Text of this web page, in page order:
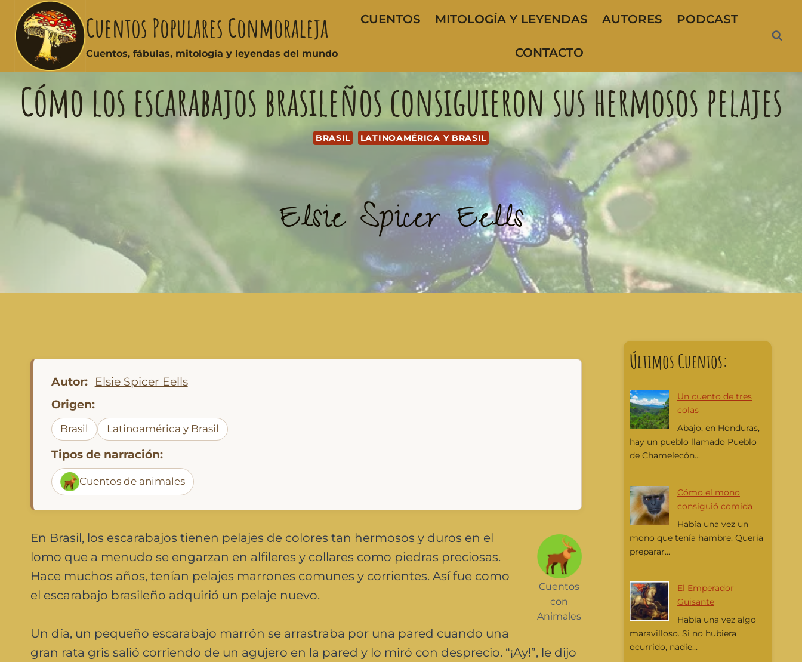
Cuentos Populares Conmoraleja
Cuentos, fábulas, mitología y leyendas del mundo
CUENTOS MITOLOGÍA Y LEYENDAS AUTORES PODCAST
CONTACTO
Cómo los escarabajos brasileños consiguieron sus hermosos pelajes
BRASIL LATINOAMÉRICA Y BRASIL
Elsie Spicer Eells
Autor:
Elsie Spicer Eells
Origen:
Brasil Latinoamérica y Brasil
Tipos de narración:
Cuentos de animales
Cuentos
con
Animales
En Brasil, los escarabajos tienen pelajes de colores tan hermosos y duros en el
lomo que a menudo se engarzan en alfileres y collares como piedras preciosas.
Hace muchos años, tenían pelajes marrones comunes y corrientes. Así fue como
el escarabajo brasileño adquirió un pelaje nuevo.
Un día, un pequeño escarabajo marrón se arrastraba por una pared cuando una
gran rata gris salió corriendo de un agujero en la pared y lo miró con desprecio. “¡Ay!”, le dijo
Últimos Cuentos:
Un cuento de tres
colas
Abajo, en Honduras,
hay un pueblo llamado Pueblo
de Chamelecón...
Cómo el mono
consiguió comida
Había una vez un
mono que tenía hambre. Quería
preparar...
El Emperador
Guisante
Había una vez algo
maravilloso. Si no hubiera
ocurrido, nadie...